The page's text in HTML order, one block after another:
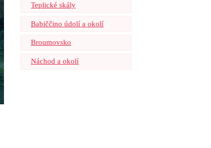
Teplické skály
Babiččino údolí a okolí
Broumovsko
Náchod a okolí